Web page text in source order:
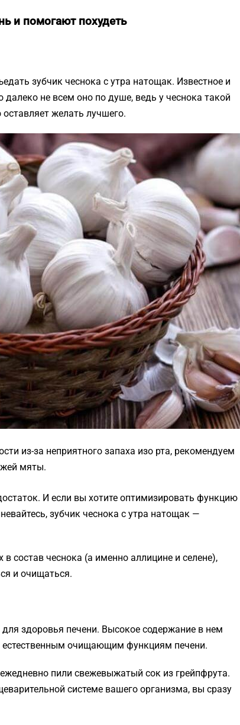
и помогают похудеть
зубчик чеснока с утра натощак. Известное и
далеко не всем оно по душе, ведь у чеснока такой
оставляет желать лучшего.
из-за неприятного запаха изо рта, рекомендуем
мяты.
И если вы хотите оптимизировать функцию
зубчик чеснока с утра натощак —
состав чеснока (а именно аллицине и селене),
и очищаться.
здоровья печени. Высокое содержание в нем
естественным очищающим функциям печени.
пили свежевыжатый сок из грейпфрута.
системе вашего организма, вы сразу